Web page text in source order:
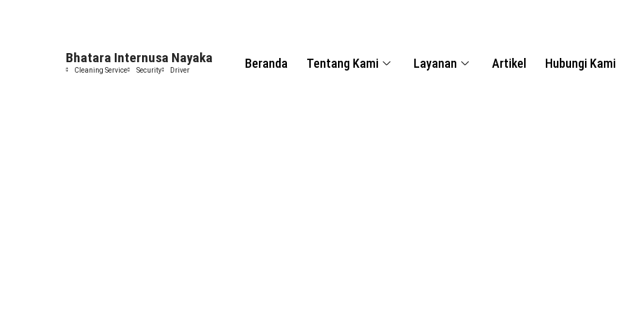
Bhatara Internusa Nayaka
Cleaning Service Security Driver Beranda Tentang Kami Layanan Artikel Hubungi Kami